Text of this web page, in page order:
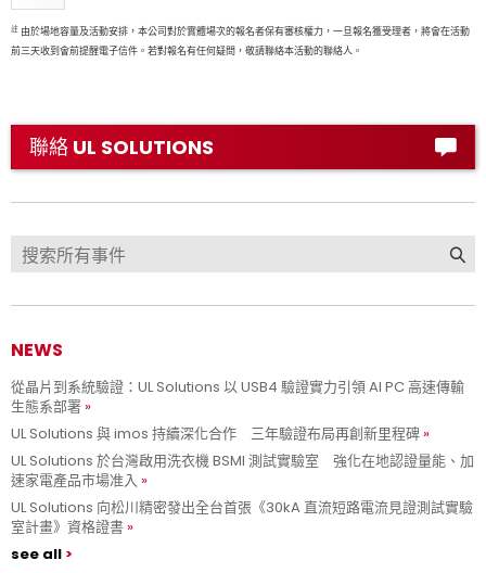
註 由於場地容量及活動安排，本公司對於實體場次的報名者保有審核權力，一旦報名獲受理者，將會在活動
前三天收到會前提醒電子信件。若對報名有任何疑問，敬請聯絡本活動的聯絡人。
聯絡 UL SOLUTIONS
NEWS
從晶片到系統驗證：UL Solutions 以 USB4 驗證實力引領 AI PC 高速傳輸
生態系部署
UL Solutions 與 imos 持續深化合作 三年驗證布局再創新里程碑
UL Solutions 於台灣啟用洗衣機 BSMI 測試實驗室 強化在地認證量能、加
速家電產品市場准入
UL Solutions 向松川精密發出全台首張《30kA 直流短路電流見證測試實驗
室計畫》資格證書
see all